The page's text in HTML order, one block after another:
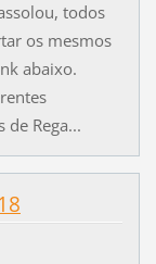
todos
os mesmos
abaixo.
de Rega...